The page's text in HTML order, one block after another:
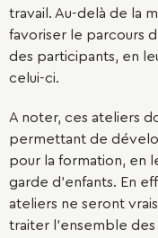
travail. Au-delà de la
favoriser le parcours
des participants, en
celui-ci.
A noter, ces ateliers
permettant de
pour la formation, en
garde d’enfants. En
ateliers ne seront
traiter l’ensemble